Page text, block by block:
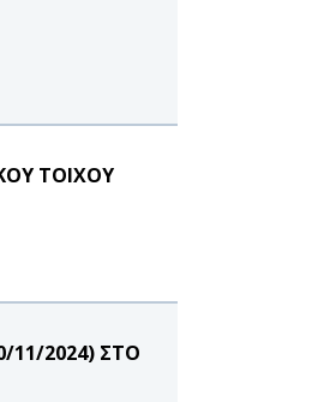
ΤΟΙΧΟΥ
11/2024) ΣΤΟ